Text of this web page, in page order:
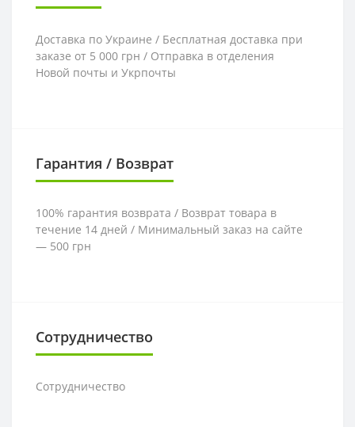
Доставка по Украине / Бесплатная доставка при
заказе от 5 000 грн / Отправка в отделения
Новой почты и Укрпочты
Гарантия / Возврат
100% гарантия возврата / Возврат товара в
течение 14 дней / Минимальный заказ на сайте
— 500 грн
Сотрудничество
Сотрудничество